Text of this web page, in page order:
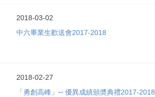
2018-03-02
中六畢業生歡送會2017-2018
2018-02-27
「勇創高峰」─ 優異成績頒奬典禮2017-2018